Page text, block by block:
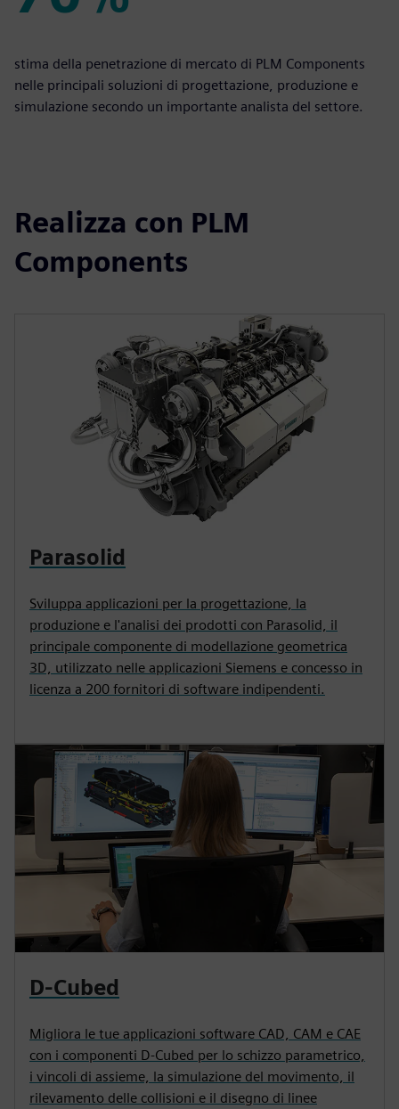
70%
stima della penetrazione di mercato di PLM Components
nelle principali soluzioni di progettazione, produzione e
simulazione secondo un importante analista del settore.
Realizza con PLM
Components
Parasolid
Sviluppa applicazioni per la progettazione, la
produzione e l'analisi dei prodotti con Parasolid, il
principale componente di modellazione geometrica
3D, utilizzato nelle applicazioni Siemens e concesso in
licenza a 200 fornitori di software indipendenti.
D-Cubed
Migliora le tue applicazioni software CAD, CAM e CAE
con i componenti D-Cubed per lo schizzo parametrico,
i vincoli di assieme, la simulazione del movimento, il
rilevamento delle collisioni e il disegno di linee